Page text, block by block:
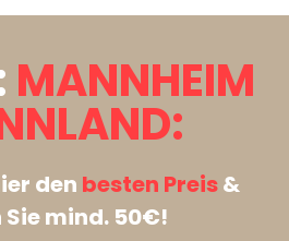
MANNHEIM
den besten Preis&
mind. 50€!